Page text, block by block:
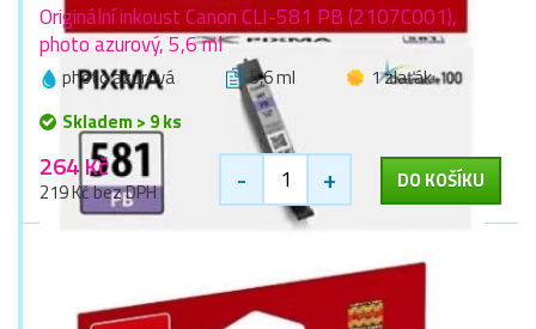
Originální inkoust Canon CLI-581 PB (2107C001),
photo azurový, 5,6 ml
photo azurová 5,6 ml
1 zlaťák
Skladem > 9 ks
264 Kč
219 Kč bez DPH - + DO KOŠÍKU